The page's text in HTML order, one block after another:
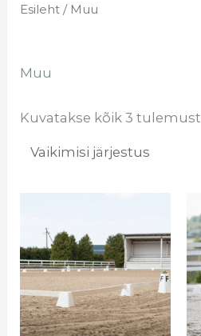
Esileht / Muu
Muu
Kuvatakse kõik 3 tulemust